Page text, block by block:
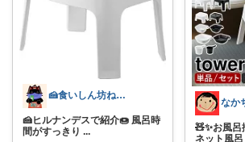
🍰食いしん坊ねっこ🍩毎日タロット占い
🍰ヒルナンデスで紹介🍩 風呂時
間がすっきり ...
🧸✨お風呂
ネット風呂